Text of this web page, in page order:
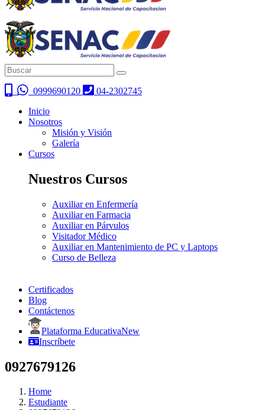
0999690120
04-2302745
Inicio
Nosotros
Misión y Visión
Galería
Cursos
Nuestros Cursos
Auxiliar en Enfermería
Auxiliar en Farmacia
Auxiliar en Párvulos
Visitador Médico
Auxiliar en Mantenimiento de PC y Laptops
Curso de Belleza
Certificados
Blog
Contáctenos
Plataforma EducativaNew
Inscríbete
0927679126
Home
Estudiante